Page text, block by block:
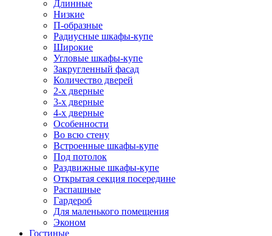
Длинные
Низкие
П-образные
Радиусные шкафы-купе
Широкие
Угловые шкафы-купе
Закругленный фасад
Количество дверей
2-х дверные
3-х дверные
4-х дверные
Особенности
Во всю стену
Встроенные шкафы-купе
Под потолок
Раздвижные шкафы-купе
Открытая секция посередине
Распашные
Гардероб
Для маленького помещения
Эконом
Гостиные